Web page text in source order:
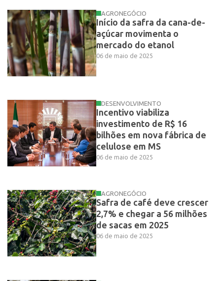
AGRONEGÓCIO
Início da safra da cana-de-
açúcar movimenta o
mercado do etanol
06 de maio de 2025
DESENVOLVIMENTO
Incentivo viabiliza
investimento de R$ 16
bilhões em nova fábrica de
celulose em MS
06 de maio de 2025
AGRONEGÓCIO
Safra de café deve crescer
2,7% e chegar a 56 milhões
de sacas em 2025
06 de maio de 2025